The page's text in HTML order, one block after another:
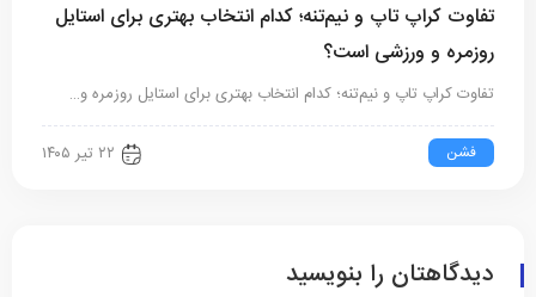
تفاوت کراپ تاپ و نیم‌تنه؛ کدام انتخاب بهتری برای استایل
روزمره و ورزشی است؟
تفاوت کراپ تاپ و نیم‌تنه؛ کدام انتخاب بهتری برای استایل روزمره و…
فشن ۲۲ تیر ۱۴۰۵
دیدگاهتان را بنویسید